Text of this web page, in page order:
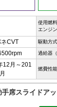
使用燃料
エンジン
CVT 駆動方式
過給器
12月～201
燃費性能
席スライドア